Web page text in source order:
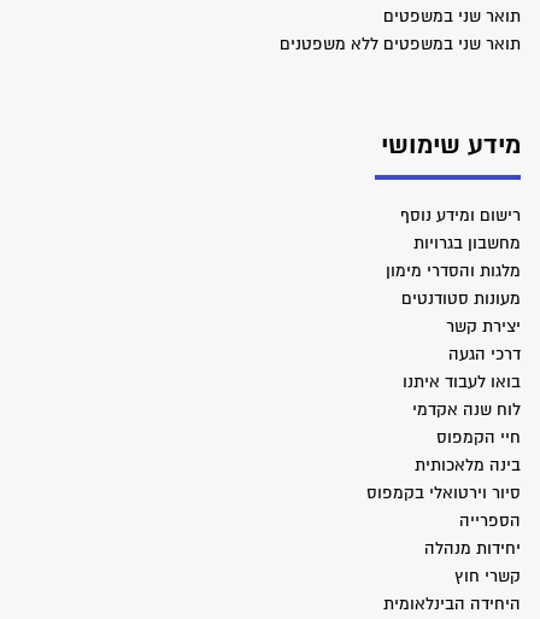
תואר שני במשפטים
תואר שני במשפטים ללא משפטנים
מידע שימושי
רישום ומידע נוסף
מחשבון בגרויות
מלגות והסדרי מימון
מעונות סטודנטים
יצירת קשר
דרכי הגעה
בואו לעבוד איתנו
לוח שנה אקדמי
חיי הקמפוס
בינה מלאכותית
סיור וירטואלי בקמפוס
הספרייה
יחידות מנהלה
קשרי חוץ
היחידה הבינלאומית